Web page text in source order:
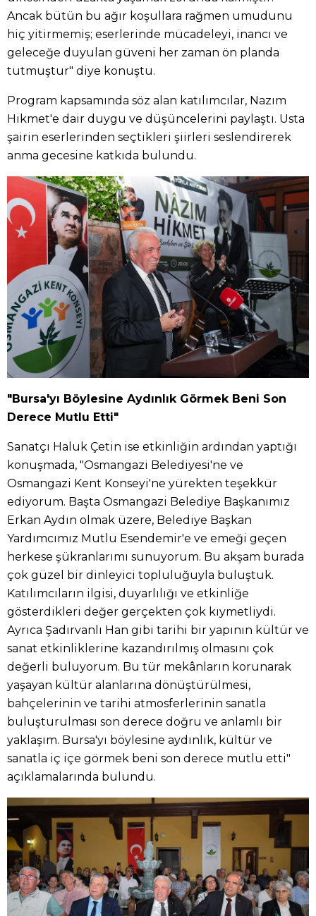
Ancak bütün bu ağır koşullara rağmen umudunu
hiç yitirmemiş; eserlerinde mücadeleyi, inancı ve
geleceğe duyulan güveni her zaman ön planda
tutmuştur" diye konuştu.
Program kapsamında söz alan katılımcılar, Nazım
Hikmet'e dair duygu ve düşüncelerini paylaştı. Usta
şairin eserlerinden seçtikleri şiirleri seslendirerek
anma gecesine katkıda bulundu.
"Bursa'yı Böylesine Aydınlık Görmek Beni Son
Derece Mutlu Etti"
Sanatçı Haluk Çetin ise etkinliğin ardından yaptığı
konuşmada, "Osmangazi Belediyesi'ne ve
Osmangazi Kent Konseyi'ne yürekten teşekkür
ediyorum. Başta Osmangazi Belediye Başkanımız
Erkan Aydın olmak üzere, Belediye Başkan
Yardımcımız Mutlu Esendemir'e ve emeği geçen
herkese şükranlarımı sunuyorum. Bu akşam burada
çok güzel bir dinleyici topluluğuyla buluştuk.
Katılımcıların ilgisi, duyarlılığı ve etkinliğe
gösterdikleri değer gerçekten çok kıymetliydi.
Ayrıca Şadırvanlı Han gibi tarihi bir yapının kültür ve
sanat etkinliklerine kazandırılmış olmasını çok
değerli buluyorum. Bu tür mekânların korunarak
yaşayan kültür alanlarına dönüştürülmesi,
bahçelerinin ve tarihi atmosferlerinin sanatla
buluşturulması son derece doğru ve anlamlı bir
yaklaşım. Bursa'yı böylesine aydınlık, kültür ve
sanatla iç içe görmek beni son derece mutlu etti"
açıklamalarında bulundu.